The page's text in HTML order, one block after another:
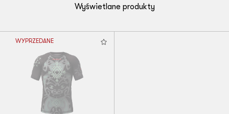
Wyświetlane produkty
WYPRZEDANE